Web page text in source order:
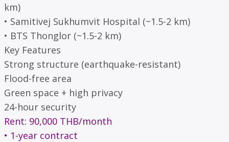
km)
• Samitivej Sukhumvit Hospital (~1.5-2 km)
• BTS Thonglor (~1.5-2 km)
Key Features
Strong structure (earthquake-resistant)
Flood-free area
Green space + high privacy
24-hour security
Rent: 90,000 THB/month
• 1-year contract